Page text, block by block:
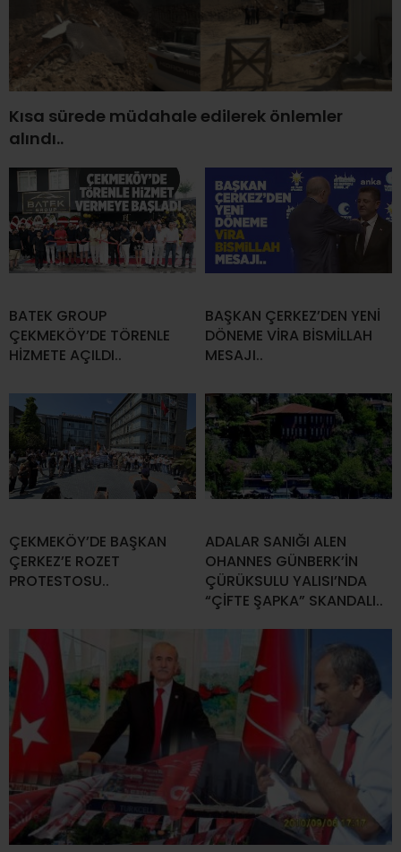
Kısa sürede müdahale edilerek önlemler
alındı..
BATEK GROUP
ÇEKMEKÖY’DE TÖRENLE
HİZMETE AÇILDI..
BAŞKAN ÇERKEZ’DEN YENİ
DÖNEME VİRA BİSMİLLAH
MESAJI..
ÇEKMEKÖY’DE BAŞKAN
ÇERKEZ’E ROZET
PROTESTOSU..
ADALAR SANIĞI ALEN
OHANNES GÜNBERK’İN
ÇÜRÜKSULU YALISI’NDA
“ÇİFTE ŞAPKA” SKANDALI..